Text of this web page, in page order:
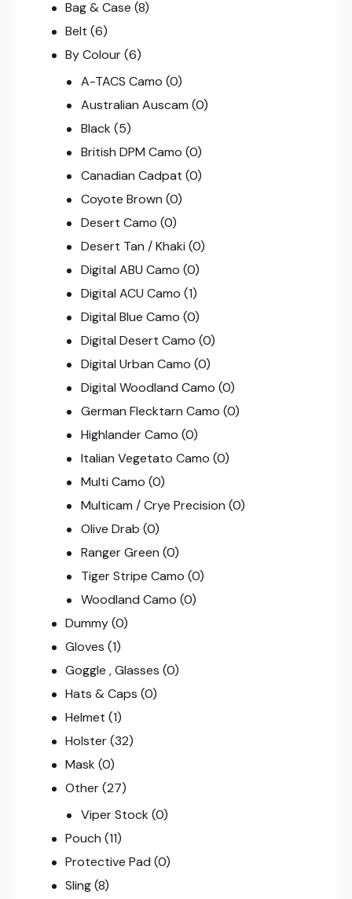
Bag & Case (8)
Belt (6)
By Colour (6)
A-TACS Camo (0)
Australian Auscam (0)
Black (5)
British DPM Camo (0)
Canadian Cadpat (0)
Coyote Brown (0)
Desert Camo (0)
Desert Tan / Khaki (0)
Digital ABU Camo (0)
Digital ACU Camo (1)
Digital Blue Camo (0)
Digital Desert Camo (0)
Digital Urban Camo (0)
Digital Woodland Camo (0)
German Flecktarn Camo (0)
Highlander Camo (0)
Italian Vegetato Camo (0)
Multi Camo (0)
Multicam / Crye Precision (0)
Olive Drab (0)
Ranger Green (0)
Tiger Stripe Camo (0)
Woodland Camo (0)
Dummy (0)
Gloves (1)
Goggle , Glasses (0)
Hats & Caps (0)
Helmet (1)
Holster (32)
Mask (0)
Other (27)
Viper Stock (0)
Pouch (11)
Protective Pad (0)
Sling (8)